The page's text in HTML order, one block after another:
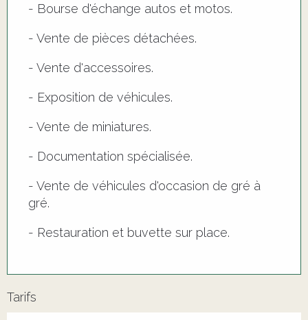
- Bourse d'échange autos et motos.
- Vente de pièces détachées.
- Vente d'accessoires.
- Exposition de véhicules.
- Vente de miniatures.
- Documentation spécialisée.
- Vente de véhicules d'occasion de gré à
gré.
- Restauration et buvette sur place.
Tarifs